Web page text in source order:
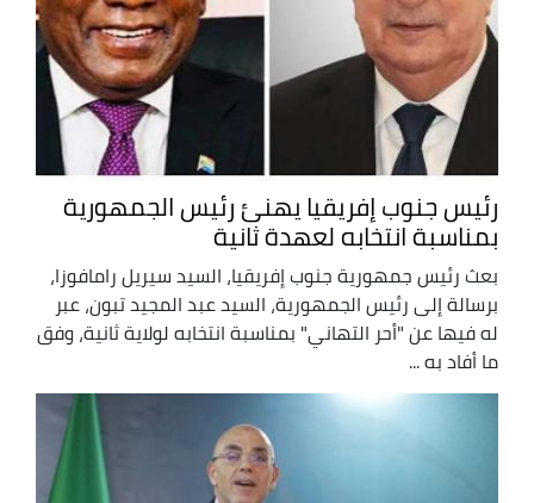
رئيس جنوب إفريقيا يهنئ رئيس الجمهورية
بمناسبة انتخابه لعهدة ثانية
بعث رئيس جمهورية جنوب إفريقيا، السيد سيريل رامافوزا،
برسالة إلى رئيس الجمهورية، السيد عبد المجيد تبون، عبر
له فيها عن "أحر التهاني" بمناسبة انتخابه لولاية ثانية، وفق
ما أفاد به ...